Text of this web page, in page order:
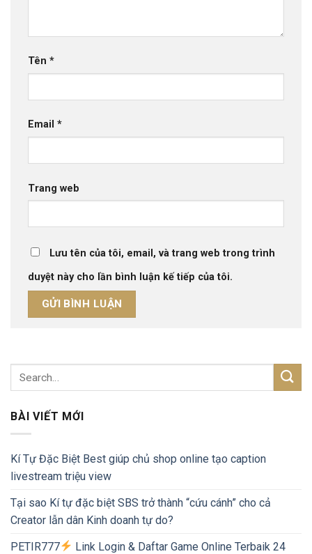
Tên *
Email *
Trang web
Lưu tên của tôi, email, và trang web trong trình
duyệt này cho lần bình luận kế tiếp của tôi.
BÀI VIẾT MỚI
Kí Tự Đặc Biệt Best giúp chủ shop online tạo caption
livestream triệu view
Tại sao Kí tự đặc biệt SBS trở thành “cứu cánh” cho cả
Creator lẫn dân Kinh doanh tự do?
PETIR777
Link Login & Daftar Game Online Terbaik 24